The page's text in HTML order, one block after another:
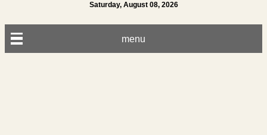
Saturday, August 08, 2026
menu